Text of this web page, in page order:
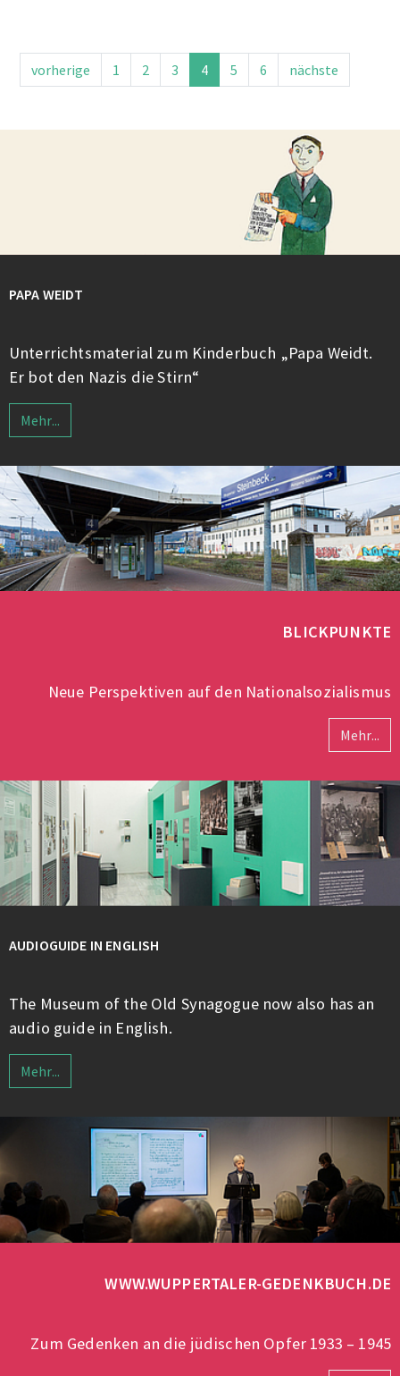
vorherige 1 2 3 4 5 6 nächste
PAPA WEIDT
Unterrichtsmaterial zum Kinderbuch „Papa Weidt.
Er bot den Nazis die Stirn“
Mehr...
BLICKPUNKTE
Neue Perspektiven auf den Nationalsozialismus
Mehr...
AUDIOGUIDE IN ENGLISH
The Museum of the Old Synagogue now also has an
audio guide in English.
Mehr...
WWW.WUPPERTALER-GEDENKBUCH.DE
Zum Gedenken an die jüdischen Opfer 1933 – 1945